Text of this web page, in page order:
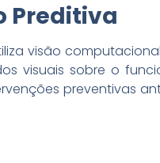
Preditiva
visão
visuais sobre o
preventivas